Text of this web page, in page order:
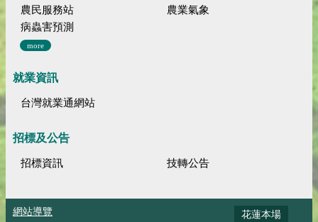
農民服務站
農業氣象
病蟲害預測
more
就業資訊
台灣就業通網站
招標及公告
招標資訊 技轉公告
網站導覽
花蓮本場